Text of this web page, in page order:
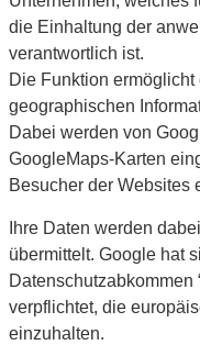
die Einhaltung der
verantwortlich ist.
Die Funktion
geographischen
Dabei werden von
GoogleMaps-Karten
Besucher der Websites
Ihre Daten werden
übermittelt. Google hat
Datenschutzabkommen
verpflichtet, die
einzuhalten.